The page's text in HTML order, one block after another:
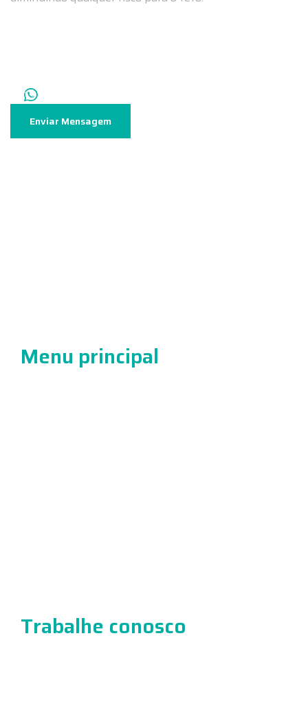
Entre em contato via WhatsApp
Enviar Mensagem
Menu principal
Trabalhe conosco